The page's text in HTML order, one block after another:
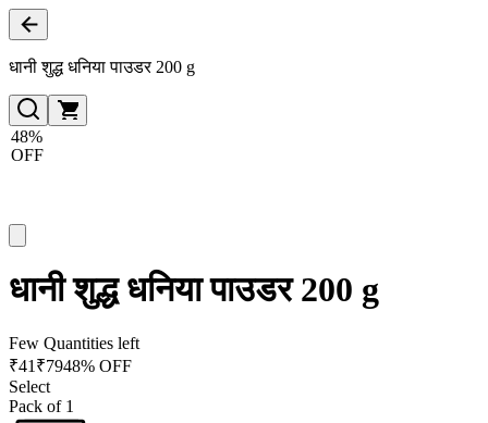
धानी शुद्ध धनिया पाउडर 200 g
48%
OFF
धानी शुद्ध धनिया पाउडर 200 g
Few Quantities left
₹41 ₹7948% OFF
Select
Pack of 1